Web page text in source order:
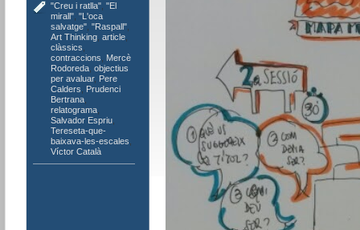
"Creu i ratlla", "El
mirall", "L'oca
salvatge", "Raspall",
Art Thinking, article,
clàssics
contraccions
Mercè
Rodoreda, objectius
per avaluar, Pere
Calders
Prudenci
Bertrana,
relatograma,
Salvador Espriu,
Tereseta-que-
baixava-les-escales
Víctor Català